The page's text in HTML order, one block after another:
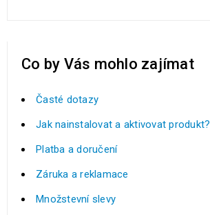
Co by Vás mohlo zajímat
Časté dotazy
Jak nainstalovat a aktivovat produkt?
Platba a doručení
Záruka a reklamace
Množstevní slevy